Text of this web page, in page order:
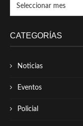
CATEGORÍAS
Noticias
Eventos
Policial